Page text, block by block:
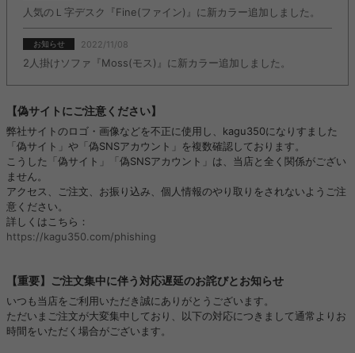
人気のＬ字デスク『Fine(ファイン)』に新カラー追加しました。
お知らせ 2022/11/08
2人掛けソファ『Moss(モス)』に新カラー追加しました。
【偽サイトにご注意ください】
弊社サイトのロゴ・画像などを不正に使用し、kagu350になりすました
「偽サイト」や「偽SNSアカウント」を複数確認しております。
こうした「偽サイト」「偽SNSアカウント」は、当店と全く関係がござい
ません。
アクセス、ご注文、お振り込み、個人情報のやり取りをされないようご注
意ください。
詳しくはこちら：
https://kagu350.com/phishing
【重要】ご注文集中に伴う対応遅延のお詫びとお知らせ
いつも当店をご利用いただき誠にありがとうございます。
ただいまご注文が大変集中しており、以下の対応につきまして通常よりお
時間をいただく場合がございます。